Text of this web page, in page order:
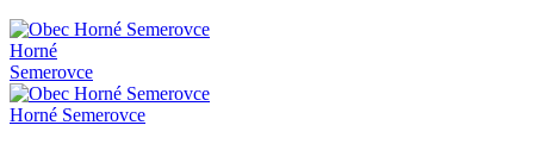
Horné
Semerovce
Horné Semerovce